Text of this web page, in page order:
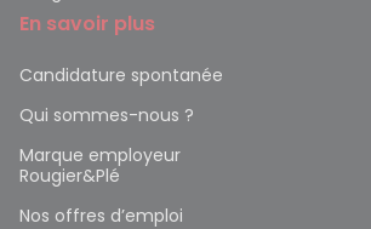
En savoir plus
Candidature spontanée
Qui sommes-nous ?
Marque employeur
Rougier&Plé
Nos offres d’emploi